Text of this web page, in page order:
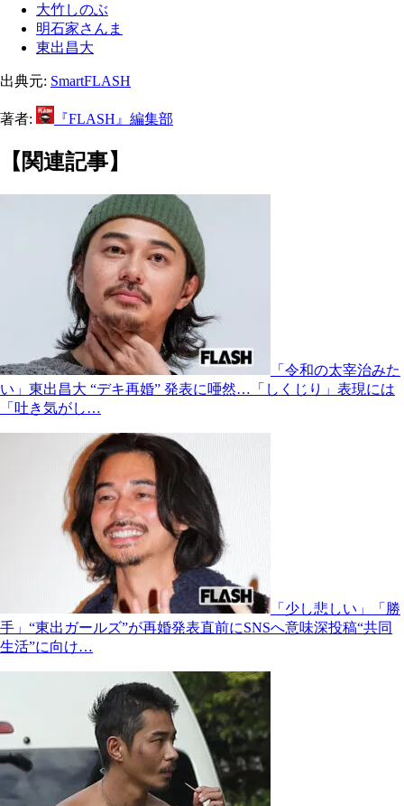
大竹しのぶ
明石家さんま
東出昌大
出典元: SmartFLASH
著者: 『FLASH』編集部
【関連記事】
「令和の太宰治みた
い」東出昌大 “デキ再婚” 発表に唖然…「しくじり」表現には
「吐き気がし…
「少し悲しい」「勝
手」“東出ガールズ”が再婚発表直前にSNSへ意味深投稿“共同
生活”に向け…